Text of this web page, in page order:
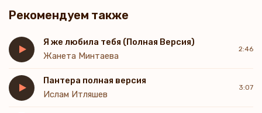
Рекомендуем также
Я же любила тебя (Полная Версия)
Жанета Минтаева
2:46
Пантера полная версия
Ислам Итляшев
3:07